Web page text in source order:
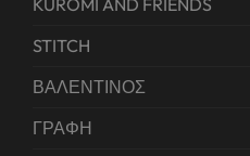
STITCH
ΒΑΛΕΝΤΙΝΟΣ
ΓΡΑΦΗ